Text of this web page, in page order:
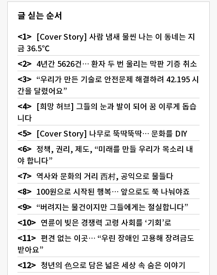
글 싣는 순서
[Cover Story] 사람 냄새 물씬 나는 이 동네는 지
금 36.5℃
4년간 5626건… 환자 두 번 울리는 막판 기증 취소
“우리가 만든 기술로 안전문제 해결하려 42.195 시
간을 달렸어요”
[희망 허브] 그들의 눈과 발이 되어 꿈 이루게 돕습
니다
[Cover Story] 나무로 뚝딱뚝딱… 문화를 DIY
정책, 권리, 제도, “미래를 만들 우리가 목소리 내
야 합니다”
역사와 문화의 거리 西村, 공익으로 물들다
100원으로 시작된 행복… 앞으로도 쭉 나눠야죠
“버려지는 물건이지만 그들에게는 절실합니다”
연륜이 빚은 경쟁력 고령 사회를 ‘기회’로
편견 없는 이곳… “우린 장애인 고용해 장려금도
받아요”
청년의 色으로 담은 넓은 세상 속 숨은 이야기